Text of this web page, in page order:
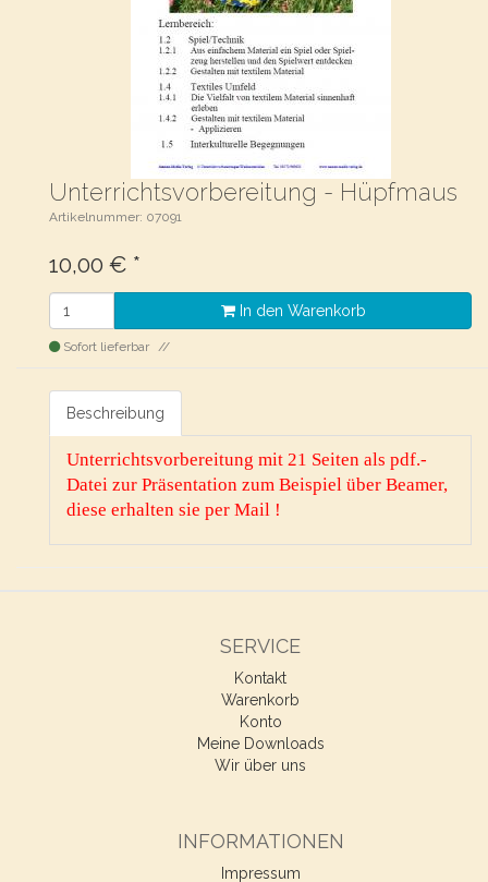
Unterrichtsvorbereitung - Hüpfmaus
Artikelnummer: 07091
10,00 € *
In den Warenkorb
Sofort lieferbar
Beschreibung
Unterrichtsvorbereitung mit 21 Seiten als pdf.-
Datei zur Präsentation zum Beispiel über Beamer,
diese erhalten sie per Mail !
SERVICE
Kontakt
Warenkorb
Konto
Meine Downloads
Wir über uns
INFORMATIONEN
Impressum